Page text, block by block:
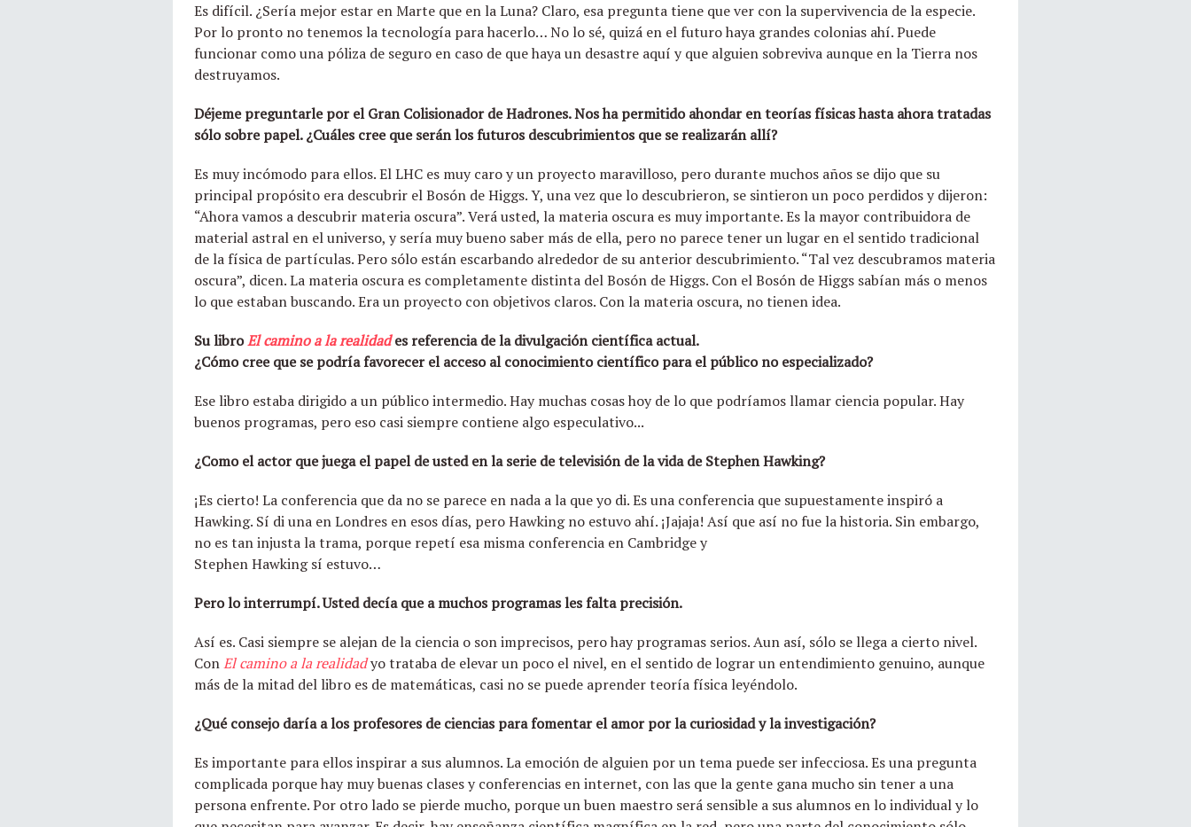
Es difícil. ¿Sería mejor estar en Marte que en la Luna? Claro, esa pregunta tiene que ver con la supervivencia de la especie.
Por lo pronto no tenemos la tecnología para hacerlo… No lo sé, quizá en el futuro haya grandes colonias ahí. Puede
funcionar como una póliza de seguro en caso de que haya un desastre aquí y que alguien sobreviva aunque en la Tierra nos
destruyamos.
Déjeme preguntarle por el Gran Colisionador de Hadrones. Nos ha permitido ahondar en teorías físicas hasta ahora tratadas
sólo sobre papel. ¿Cuáles cree que serán los futuros descubrimientos que se realizarán allí?
Es muy incómodo para ellos. El LHC es muy caro y un proyecto maravilloso, pero durante muchos años se dijo que su
principal propósito era descubrir el Bosón de Higgs. Y, una vez que lo descubrieron, se sintieron un poco perdidos y dijeron:
“Ahora vamos a descubrir materia oscura”. Verá usted, la materia oscura es muy importante. Es la mayor contribuidora de
material astral en el universo, y sería muy bueno saber más de ella, pero no parece tener un lugar en el sentido tradicional
de la física de partículas. Pero sólo están escarbando alrededor de su anterior descubrimiento. “Tal vez descubramos materia
oscura”, dicen. La materia oscura es completamente distinta del Bosón de Higgs. Con el Bosón de Higgs sabían más o menos
lo que estaban buscando. Era un proyecto con objetivos claros. Con la materia oscura, no tienen idea.
Su libroEl camino a la realidades referencia de la divulgación científica actual.
¿Cómo cree que se podría favorecer el acceso al conocimiento científico para el público no especializado?
Ese libro estaba dirigido a un público intermedio. Hay muchas cosas hoy de lo que podríamos llamar ciencia popular. Hay
buenos programas, pero eso casi siempre contiene algo especulativo...
¿Como el actor que juega el papel de usted en la serie de televisión de la vida de Stephen Hawking?
¡Es cierto! La conferencia que da no se parece en nada a la que yo di. Es una conferencia que supuestamente inspiró a
Hawking. Sí di una en Londres en esos días, pero Hawking no estuvo ahí. ¡Jajaja! Así que así no fue la historia. Sin embargo,
no es tan injusta la trama, porque repetí esa misma conferencia en Cambridge y
Stephen Hawking sí estuvo…
Pero lo interrumpí. Usted decía que a muchos programas les falta precisión.
Así es. Casi siempre se alejan de la ciencia o son imprecisos, pero hay programas serios. Aun así, sólo se llega a cierto nivel.
ConEl camino a la realidadyo trataba de elevar un poco el nivel, en el sentido de lograr un entendimiento genuino, aunque
más de la mitad del libro es de matemáticas, casi no se puede aprender teoría física leyéndolo.
¿Qué consejo daría a los profesores de ciencias para fomentar el amor por la curiosidad y la investigación?
Es importante para ellos inspirar a sus alumnos. La emoción de alguien por un tema puede ser infecciosa. Es una pregunta
complicada porque hay muy buenas clases y conferencias en internet, con las que la gente gana mucho sin tener a una
persona enfrente. Por otro lado se pierde mucho, porque un buen maestro será sensible a sus alumnos en lo individual y lo